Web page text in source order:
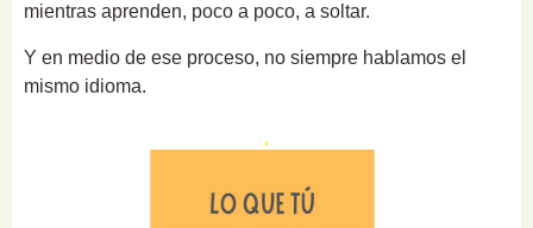
mientras aprenden, poco a poco, a soltar.
Y en medio de ese proceso, no siempre hablamos el
mismo idioma.